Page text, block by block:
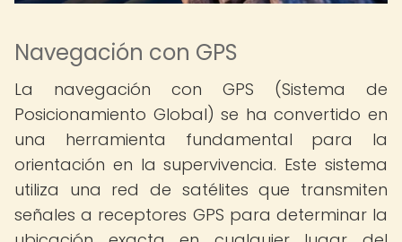
Navegación con GPS
La navegación con GPS (Sistema de
Posicionamiento Global) se ha convertido en
una herramienta fundamental para la
orientación en la supervivencia. Este sistema
utiliza una red de satélites que transmiten
señales a receptores GPS para determinar la